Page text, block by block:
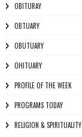
OBITURAY
OBTUARY
OBUTUARY
OHITUARY
PROFILE OF THE WEEK
PROGRAMS TODAY
RELIGION & SPIRITUALITY